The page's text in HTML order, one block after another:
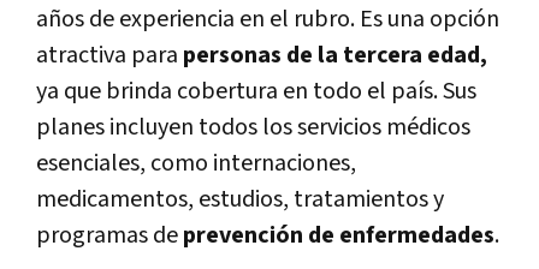
años de experiencia en el rubro. Es una opción
atractiva para personas de la tercera edad,
ya que brinda cobertura en todo el país. Sus
planes incluyen todos los servicios médicos
esenciales, como internaciones,
medicamentos, estudios, tratamientos y
programas deprevención de enfermedades.